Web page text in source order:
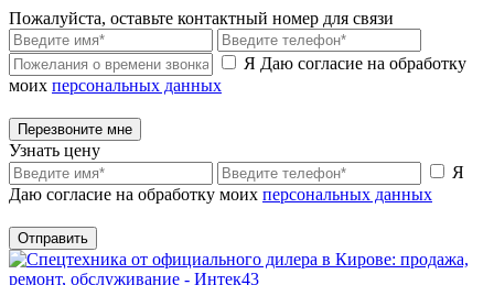
Пожалуйста, оставьте контактный номер для связи
Я Даю согласие на обработку
моих персональных данных
Перезвоните мне
Узнать цену
Я
Даю согласие на обработку моих персональных данных
Отправить